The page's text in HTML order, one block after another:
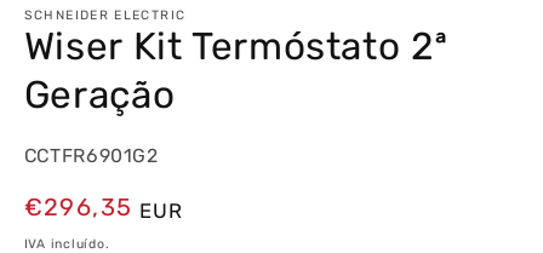
SCHNEIDER ELECTRIC
Wiser Kit Termóstato 2ª
Geração
CCTFR6901G2
Preço
normal
€296,35 EUR
IVA incluído.